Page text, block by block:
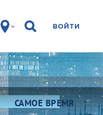
ВОЙТИ
САМОЕ ВРЕМЯ